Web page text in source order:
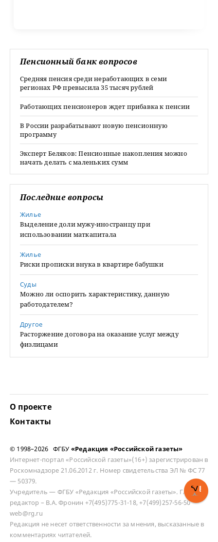
Пенсионный банк вопросов
Средняя пенсия среди неработающих в семи
регионах РФ превысила 35 тысяч рублей
Работающих пенсионеров ждет прибавка к пенсии
В России разрабатывают новую пенсионную
программу
Эксперт Беляков: Пенсионные накопления можно
начать делать с маленьких сумм
Последние вопросы
Жилье
Выделение доли мужу-иностранцу при
использовании маткапитала
Жилье
Риски прописки внука в квартире бабушки
Суды
Можно ли оспорить характеристику, данную
работодателем?
Другое
Расторжение договора на оказание услуг между
физлицами
О проекте
Контакты
© 1998–2026 ФГБУ «Редакция «Российской газеты»
Интернет-портал «Российской газеты»(16+) зарегистрирован в
Роскомнадзоре 21.06.2012 г. Номер свидетельства ЭЛ № ФС 77
— 50379.
Учредитель — ФГБУ «Редакция «Российской газеты». Главный
редактор – В.А. Фронин +7(495)775-31-18, +7(499)257-56-50
web@rg.ru
Редакция не несет ответственности за мнения, высказанные в
комментариях читателей.